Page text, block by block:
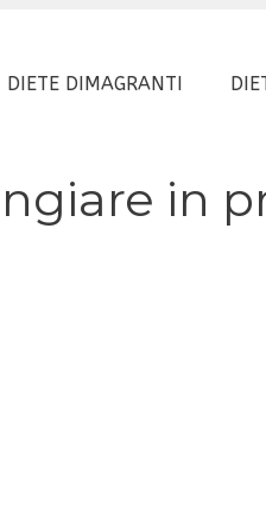
DIETE DIMAGRANTI
in